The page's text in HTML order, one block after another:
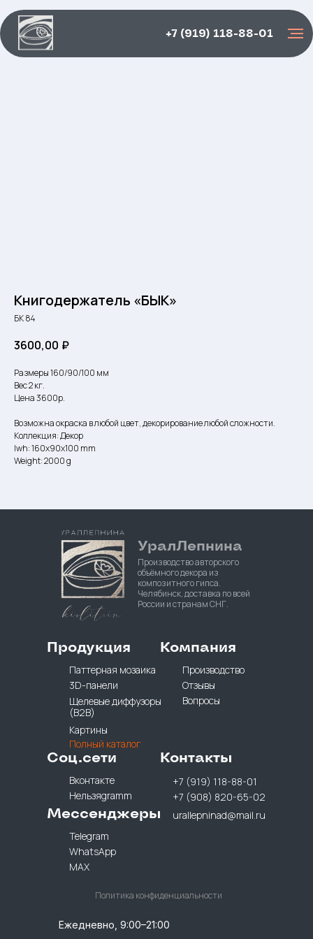
+7 (919) 118-88-01
Книгодержатель «БЫК»
БК 84
3600,00 ₽
Размеры 160/90/100 мм
Вес 2 кг.
Цена 3600р.
Возможна окраска в любой цвет, декорирование любой сложности.
Коллекция: Декор
lwh: 160x90x100 mm
Weight: 2000 g
Паттерная мозаика
3D-панели
Щелевые диффузоры
(B2B)
Картины
Полный каталог
УралЛепнина
Продукция
+7 (919) 118-88-01
+7 (908) 820-65-02
urallepninad@mail.ru
Политика конфиденциальности
Контакты
Производство
Отзывы
Вопросы
Компания
Вконтакте
Нельзяgramm
Соц.сети
Telegram
WhatsApp
MAX
Мессенджеры
Производство авторского
объёмного декора из
композитного гипса.
Челябинск, доставка по всей
России и странам СНГ.
Ежедневно, 9:00–21:00